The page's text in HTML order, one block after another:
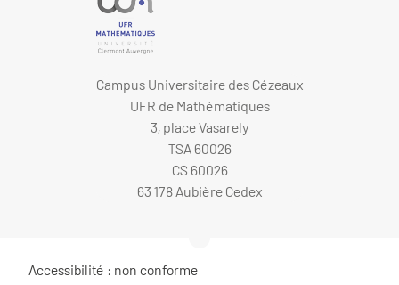
Campus Universitaire des Cézeaux
UFR de Mathématiques
3, place Vasarely
TSA 60026
CS 60026
63 178 Aubière Cedex
Accessibilité : non conforme